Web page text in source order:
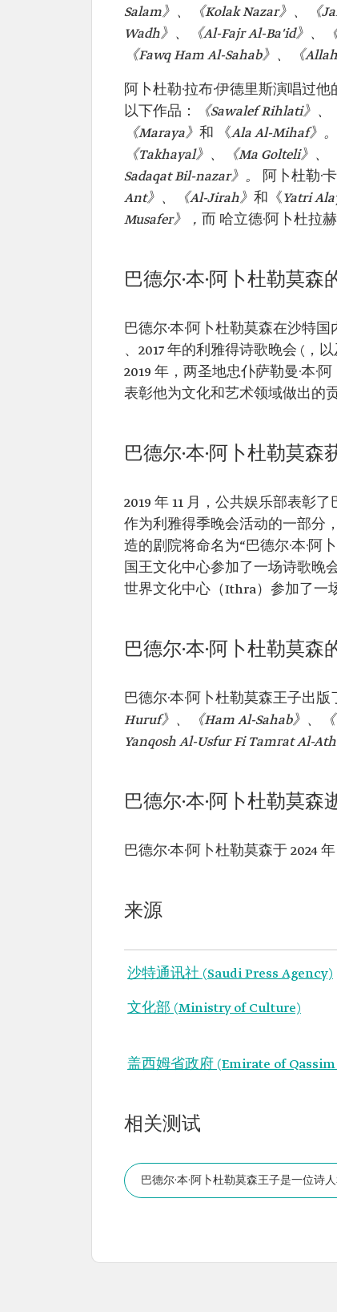
Salam》、《Kolak Nazar》、《
Wadh》、《Al-Fajr Al-Ba'id》、
《Fawq Ham Al-Sahab》、《
阿卜杜勒·拉布·伊德里斯演唱过他
以下作品：
《Sawalef Rihlati》
《Maraya》 和 《Ala Al-Mihaf》。
《Takhayal》、《Ma Golteli》
Sadaqat Bil-nazar》。
阿卜杜勒·
Ant》、《Al-Jirah》 和《Yatri
Musafer》， 而 哈立德·阿卜杜拉
巴德尔·本·阿卜杜勒莫森
巴德尔·本·阿卜杜勒莫森在沙特
、2017 年的利雅得诗歌晚会 (，
2019 年，两圣地忠仆萨勒曼·本·
表彰他为文化和艺术领域做出的贡
巴德尔·本·阿卜杜勒莫森
2019 年 11 月，公共娱乐部表彰
作为利雅得季晚会活动的一部分
造的剧院将命名为“巴德尔·本·阿
国王文化中心参加了一场诗歌晚
世界文化中心（Ithra）参加了一
巴德尔·本·阿卜杜勒莫森
巴德尔·本·阿卜杜勒莫森王子出版
Huruf》、《Ham Al-Sahab》、《
Yanqosh Al-Usfur Fi Tamrat Al-
巴德尔·本·阿卜杜勒莫森
巴德尔·本·阿卜杜勒莫森于 2024 年
来源
沙特通讯社 (Saudi Press Agency)
文化部 (Ministry of Culture)
盖西姆省政府 (Emirate of
相关测试
巴德尔·本·阿卜杜勒莫森王子是一位诗